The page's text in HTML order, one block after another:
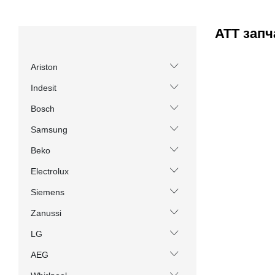
Ariston
Indesit
Bosch
Samsung
Beko
Electrolux
Siemens
Zanussi
LG
AEG
ATT